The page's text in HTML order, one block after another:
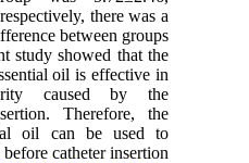
there was a
between groups.
study showed that the
oil is effective in
caused by the
Therefore, the
oil can be used to
before catheter insertion.